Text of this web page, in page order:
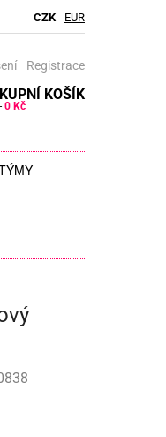
CZK EUR
Registrace
KOŠÍK
0 Kč